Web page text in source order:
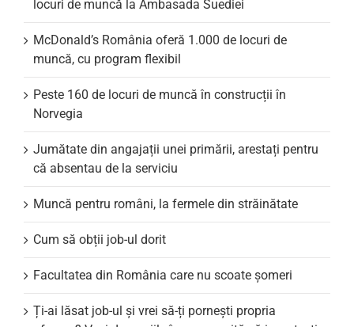
locuri de muncă la Ambasada Suediei
McDonald’s România oferă 1.000 de locuri de
muncă, cu program flexibil
Peste 160 de locuri de muncă în construcții în
Norvegia
Jumătate din angajații unei primării, arestați pentru
că absentau de la serviciu
Muncă pentru români, la fermele din străinătate
Cum să obții job-ul dorit
Facultatea din România care nu scoate şomeri
Ți-ai lăsat job-ul și vrei să-ți pornești propria